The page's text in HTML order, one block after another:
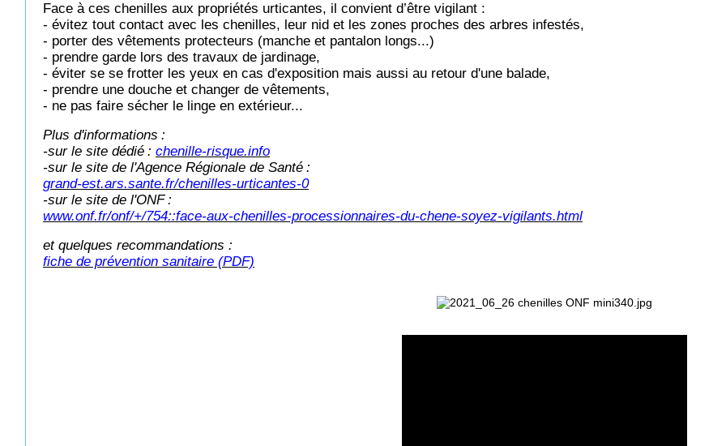
Face à ces chenilles aux propriétés urticantes, il convient d’être vigilant :
- évitez tout contact avec les chenilles, leur nid et les zones proches des arbres infestés,
- porter des vêtements protecteurs (manche et pantalon longs...)
- prendre garde lors des travaux de jardinage,
- éviter se se frotter les yeux en cas d'exposition mais aussi au retour d'une balade,
- prendre une douche et changer de vêtements,
- ne pas faire sécher le linge en extérieur...
Plus d'informations :
-sur le site dédié : chenille-risque.info
-sur le site de l'Agence Régionale de Santé :
grand-est.ars.sante.fr/chenilles-urticantes-0
-sur le site de l'ONF :
www.onf.fr/onf/+/754::face-aux-chenilles-processionnaires-du-chene-soyez-vigilants.html
et quelques recommandations :
fiche de prévention sanitaire (PDF)